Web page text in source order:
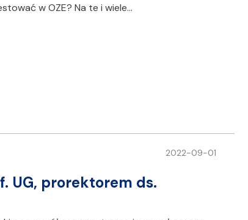
w OZE? Na te i wiele…
2022-09-01
UG, prorektorem ds.